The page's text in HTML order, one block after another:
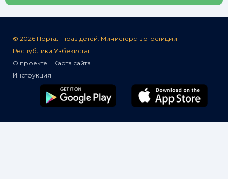
© 2026 Портал прав детей. Министерство юстиции
Республики Узбекистан
О проекте
Карта сайта
Инструкция